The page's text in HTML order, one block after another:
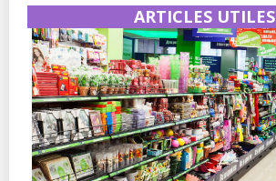
ARTICLES UTILES